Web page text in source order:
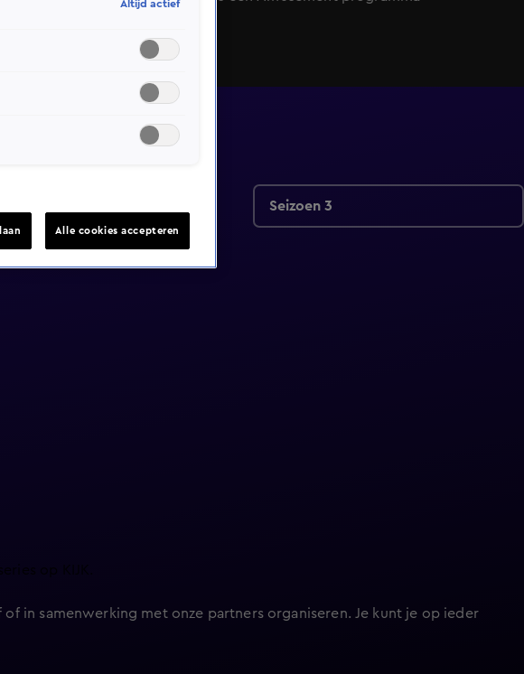
Seizoen 3
op KIJK.
in samenwerking met onze partners organiseren. Je kunt je op ieder
Altijd actief
Alle cookies accepteren